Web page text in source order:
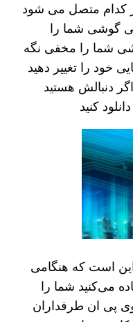
کدام متصل می شود
گوشی شما را
شما را مخفی نگه
خود را تغییر دهید
دنبالش هستید
کنید
این است که هنگامی
می‌کنید شما را
پی ان طرفداران